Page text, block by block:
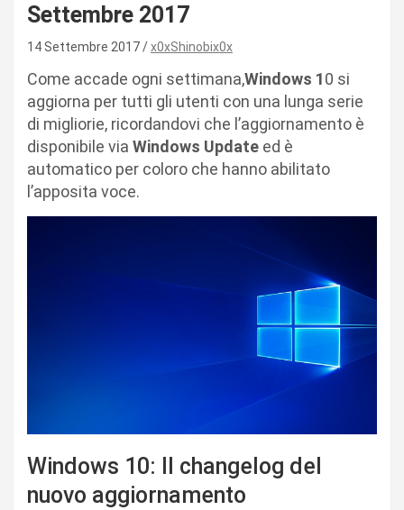
Settembre 2017
14 Settembre 2017 x0xShinobix0x
Come accade ogni settimana,Windows 10 si
aggiorna per tutti gli utenti con una lunga serie
di migliorie, ricordandovi che l’aggiornamento è
disponibile via Windows Update ed è
automatico per coloro che hanno abilitato
l’apposita voce.
Windows 10: Il changelog del
nuovo aggiornamento